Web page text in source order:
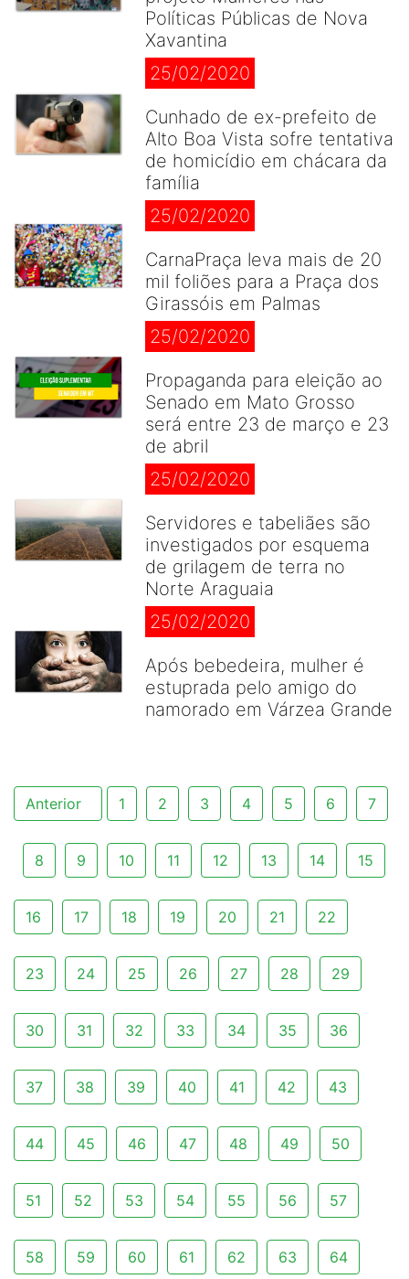
Políticas Públicas de Nova
Xavantina
25/02/2020
Cunhado de ex-prefeito de
Alto Boa Vista sofre tentativa
de homicídio em chácara da
família
25/02/2020
CarnaPraça leva mais de 20
mil foliões para a Praça dos
Girassóis em Palmas
25/02/2020
Propaganda para eleição ao
Senado em Mato Grosso
será entre 23 de março e 23
de abril
25/02/2020
Servidores e tabeliães são
investigados por esquema
de grilagem de terra no
Norte Araguaia
25/02/2020
Após bebedeira, mulher é
estuprada pelo amigo do
namorado em Várzea Grande
Anterior 1 2 3 4 5 6 7
8 9 10 11 12 13 14 15
16 17 18 19 20 21 22
23 24 25 26 27 28 29
30 31 32 33 34 35 36
37 38 39 40 41 42 43
44 45 46 47 48 49 50
51 52 53 54 55 56 57
58 59 60 61 62 63 64